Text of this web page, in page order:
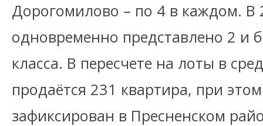
Дорогомилово – по 4 в каждом. В
одновременно представлено 2 и
класса. В пересчете на лоты в
продаётся 231 квартира, при
зафиксирован в Пресненском